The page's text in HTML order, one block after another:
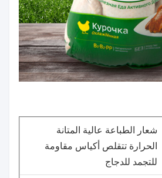
شعار الطباعة عالية المتانة
الحرارة تتقلص أكياس مقاومة
للتجمد للدجاج